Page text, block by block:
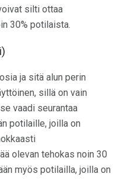
silti ottaa
30% potilaista.
ja sitä alun perin
sillä on vain
vaadi seurantaa
potilaille, joilla on
olevan tehokas noin 30
myös potilailla, joilla on